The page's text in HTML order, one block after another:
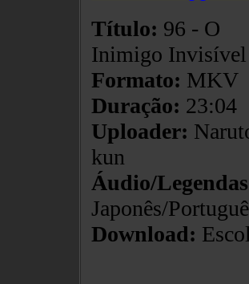
Título: 96 - O
Inimigo Invisível
Formato: MKV
Duração: 23:04
Uploader:
kun
Áudio/
Japonês/
Download: